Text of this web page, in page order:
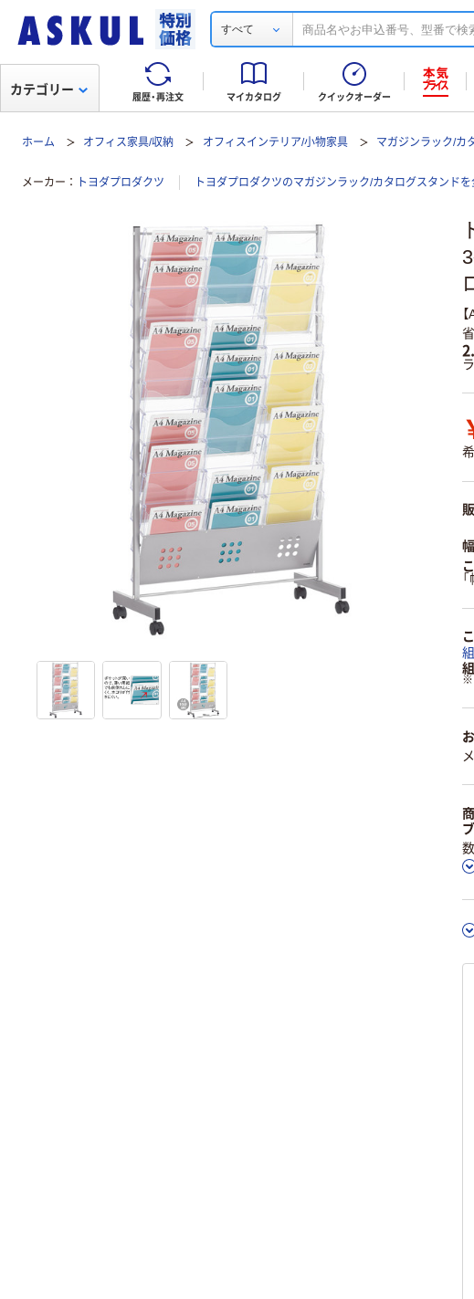
すべて
履歴・再注文 マイカタログ クイックオーダー
カテゴリー
ホーム オフィス家具/収納 オフィスインテリア/小物家具 マガジンラック/カ
メーカー トヨダプロダクツ トヨダプロダクツのマガジンラック/カタログスタンドを
幅
※